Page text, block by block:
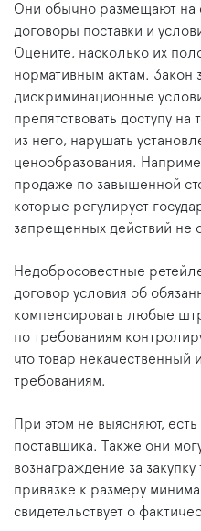
Они обычно размещают на
договоры поставки и
Оцените, насколько их
нормативным актам. Закон
дискриминационные
препятствовать доступу
из него, нарушать
ценообразования.
продаже по завышенной
которые регулирует
запрещенных действий не
Недобросовестные
договор условия об
компенсировать любые
по требованиям
что товар некачественный
требованиям.
При этом не выясняют,
поставщика. Также они
вознаграждение за
привязке к размеру
свидетельствует о